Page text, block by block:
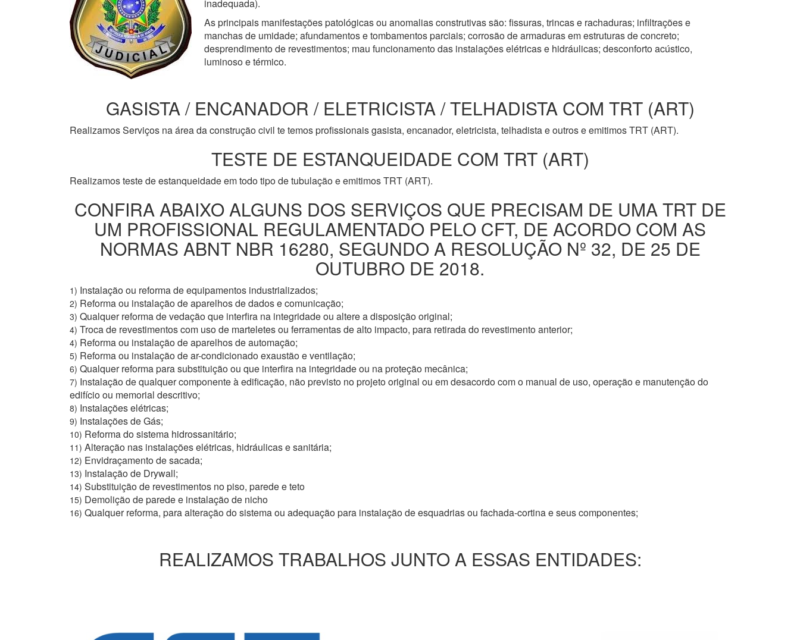
inadequada).
As principais manifestações patológicas ou anomalias construtivas são: fissuras, trincas e rachaduras; infiltrações e
manchas de umidade; afundamentos e tombamentos parciais; corrosão de armaduras em estruturas de concreto;
desprendimento de revestimentos; mau funcionamento das instalações elétricas e hidráulicas; desconforto acústico,
luminoso e térmico.
GASISTA / ENCANADOR / ELETRICISTA / TELHADISTA COM TRT (ART)
Realizamos Serviços na área da construção civil te temos profissionais gasista, encanador, eletricista, telhadista e outros e emitimos TRT (ART).
TESTE DE ESTANQUEIDADE COM TRT (ART)
Realizamos teste de estanqueidade em todo tipo de tubulação e emitimos TRT (ART).
CONFIRA ABAIXO ALGUNS DOS SERVIÇOS QUE PRECISAM DE UMA TRT DE
UM PROFISSIONAL REGULAMENTADO PELO CFT, DE ACORDO COM AS
NORMAS ABNT NBR 16280, SEGUNDO A RESOLUÇÃO Nº 32, DE 25 DE
OUTUBRO DE 2018.
1) Instalação ou reforma de equipamentos industrializados;
2) Reforma ou instalação de aparelhos de dados e comunicação;
3) Qualquer reforma de vedação que interfira na integridade ou altere a disposição original;
4) Troca de revestimentos com uso de marteletes ou ferramentas de alto impacto, para retirada do revestimento anterior;
4) Reforma ou instalação de aparelhos de automação;
5) Reforma ou instalação de ar-condicionado exaustão e ventilação;
6) Qualquer reforma para substituição ou que interfira na integridade ou na proteção mecânica;
7) Instalação de qualquer componente à edificação, não previsto no projeto original ou em desacordo com o manual de uso, operação e manutenção do
edifício ou memorial descritivo;
8) Instalações elétricas;
9) Instalações de Gás;
10) Reforma do sistema hidrossanitário;
11) Alteração nas instalações elétricas, hidráulicas e sanitária;
12) Envidraçamento de sacada;
13) Instalação de Drywall;
14) Substituição de revestimentos no piso, parede e teto
15) Demolição de parede e instalação de nicho
16) Qualquer reforma, para alteração do sistema ou adequação para instalação de esquadrias ou fachada-cortina e seus componentes;
REALIZAMOS TRABALHOS JUNTO A ESSAS ENTIDADES: